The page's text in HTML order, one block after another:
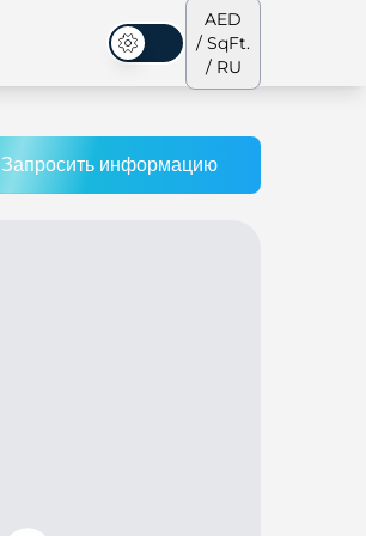
Темная тема
AED
/ SqFt.
/ RU
Запросить информацию